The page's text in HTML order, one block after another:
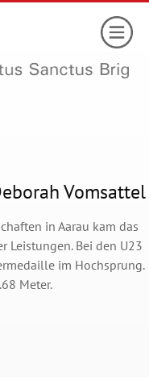
Vomsattel
in Aarau kam das
Leistungen. Bei den U23
im Hochsprung.
Meter.